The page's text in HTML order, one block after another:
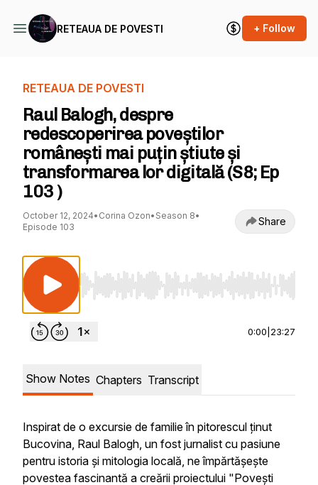
RETEAUA DE POVESTI + Follow
RETEAUA DE POVESTI
Raul Balogh, despre
redescoperirea poveștilor
românești mai puțin știute și
transformarea lor digitală (S8; Ep
103 )
October 12, 2024• Corina Ozon• Season 8•
Episode 103
Share
Use Left/Right to seek, Home/End to jump
0:00 23:27
Show Notes Chapters Transcript
Inspirat de o excursie de familie în pitorescul ținut
Bucovina, Raul Balogh, un fost jurnalist cu pasiune
pentru istoria și mitologia locală, ne împărtășește
povestea fascinantă a creării proiectului "Povești